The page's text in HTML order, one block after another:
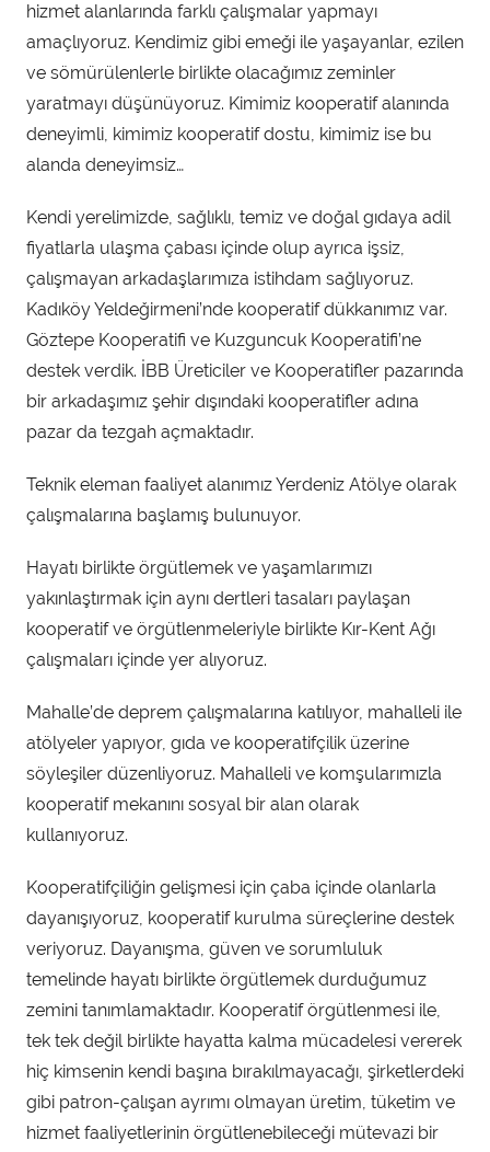
hizmet alanlarında farklı çalışmalar yapmayı
amaçlıyoruz. Kendimiz gibi emeği ile yaşayanlar, ezilen
ve sömürülenlerle birlikte olacağımız zeminler
yaratmayı düşünüyoruz. Kimimiz kooperatif alanında
deneyimli, kimimiz kooperatif dostu, kimimiz ise bu
alanda deneyimsiz…
Kendi yerelimizde, sağlıklı, temiz ve doğal gıdaya adil
fiyatlarla ulaşma çabası içinde olup ayrıca işsiz,
çalışmayan arkadaşlarımıza istihdam sağlıyoruz.
Kadıköy Yeldeğirmeni’nde kooperatif dükkanımız var.
Göztepe Kooperatifi ve Kuzguncuk Kooperatifi’ne
destek verdik. İBB Üreticiler ve Kooperatifler pazarında
bir arkadaşımız şehir dışındaki kooperatifler adına
pazar da tezgah açmaktadır.
Teknik eleman faaliyet alanımız Yerdeniz Atölye olarak
çalışmalarına başlamış bulunuyor.
Hayatı birlikte örgütlemek ve yaşamlarımızı
yakınlaştırmak için aynı dertleri tasaları paylaşan
kooperatif ve örgütlenmeleriyle birlikte Kır-Kent Ağı
çalışmaları içinde yer alıyoruz.
Mahalle’de deprem çalışmalarına katılıyor, mahalleli ile
atölyeler yapıyor, gıda ve kooperatifçilik üzerine
söyleşiler düzenliyoruz. Mahalleli ve komşularımızla
kooperatif mekanını sosyal bir alan olarak
kullanıyoruz.
Kooperatifçiliğin gelişmesi için çaba içinde olanlarla
dayanışıyoruz, kooperatif kurulma süreçlerine destek
veriyoruz. Dayanışma, güven ve sorumluluk
temelinde hayatı birlikte örgütlemek durduğumuz
zemini tanımlamaktadır. Kooperatif örgütlenmesi ile,
tek tek değil birlikte hayatta kalma mücadelesi vererek
hiç kimsenin kendi başına bırakılmayacağı, şirketlerdeki
gibi patron-çalışan ayrımı olmayan üretim, tüketim ve
hizmet faaliyetlerinin örgütlenebileceği mütevazi bir